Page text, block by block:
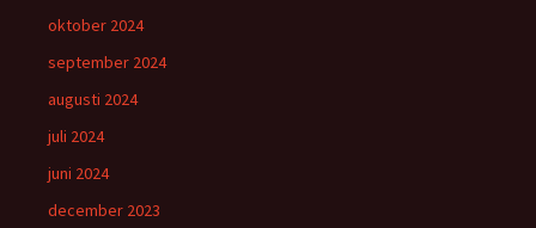
oktober 2024
september 2024
augusti 2024
juli 2024
juni 2024
december 2023